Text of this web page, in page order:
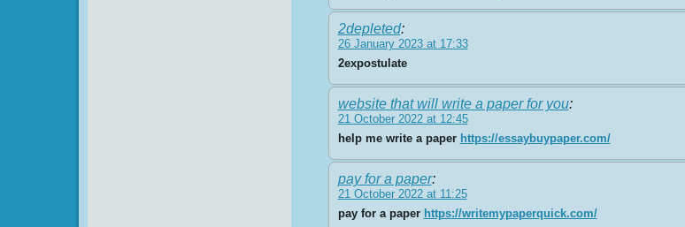
2depleted:
26 January 2023 at 17:33
2expostulate
website that will write a paper for you:
21 October 2022 at 12:45
help me write a paper https://essaybuypaper.com/
pay for a paper:
21 October 2022 at 11:25
pay for a paper https://writemypaperquick.com/